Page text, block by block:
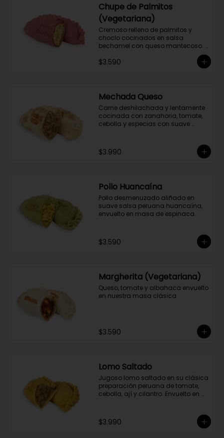
Chupe de Palmitos
(Vegetariana)
Cremoso relleno de palmitos y
choclo cocinados en salsa
bechamel con queso mantecoso.
$3.590
Mechada Queso
Carne deshilachada y lentamente
cocinada con zanahoria, tomate,
cebolla y especias con suave
$3.990
Pollo Huancaína
Pollo desmenuzado aliñado en
suave salsa peruana huancaína,
envuelto en masa de espinaca.
$3.590
Margherita (Vegetariana)
Queso, tomate y albahaca envuelto
en nuestra masa clásica
$3.590
Lomo Saltado
Jugoso lomo saltado en su clásica
preparación peruana de tomate,
cebolla, ají y cilantro. Envuelto en
$3.990